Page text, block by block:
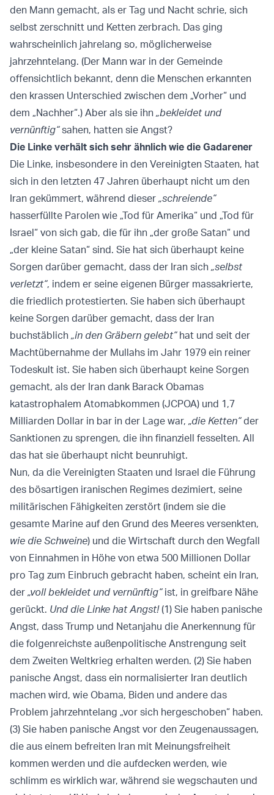
den Mann gemacht, als er Tag und Nacht schrie, sich
selbst zerschnitt und Ketten zerbrach. Das ging
wahrscheinlich jahrelang so, möglicherweise
jahrzehntelang. (Der Mann war in der Gemeinde
offensichtlich bekannt, denn die Menschen erkannten
den krassen Unterschied zwischen dem „Vorher“ und
dem „Nachher“.) Aber als sie ihn „bekleidet und
vernünftig“sahen, hatten sie Angst?
Die Linke verhält sich sehr ähnlich wie die Gadarener
Die Linke, insbesondere in den Vereinigten Staaten, hat
sich in den letzten 47 Jahren überhaupt nicht um den
Iran gekümmert, während dieser „schreiende“
hasserfüllte Parolen wie „Tod für Amerika“ und „Tod für
Israel“ von sich gab, die für ihn „der große Satan“ und
„der kleine Satan“ sind. Sie hat sich überhaupt keine
Sorgen darüber gemacht, dass der Iran sich „selbst
verletzt“, indem er seine eigenen Bürger massakrierte,
die friedlich protestierten. Sie haben sich überhaupt
keine Sorgen darüber gemacht, dass der Iran
buchstäblich „in den Gräbern gelebt“hat und seit der
Machtübernahme der Mullahs im Jahr 1979 ein reiner
Todeskult ist. Sie haben sich überhaupt keine Sorgen
gemacht, als der Iran dank Barack Obamas
katastrophalem Atomabkommen (JCPOA) und 1,7
Milliarden Dollar in bar in der Lage war, „die Ketten“der
Sanktionen zu sprengen, die ihn finanziell fesselten. All
das hat sie überhaupt nicht beunruhigt.
Nun, da die Vereinigten Staaten und Israel die Führung
des bösartigen iranischen Regimes dezimiert, seine
militärischen Fähigkeiten zerstört (indem sie die
gesamte Marine auf den Grund des Meeres versenkten,
wie die Schweine) und die Wirtschaft durch den Wegfall
von Einnahmen in Höhe von etwa 500 Millionen Dollar
pro Tag zum Einbruch gebracht haben, scheint ein Iran,
der „voll bekleidet und vernünftig“ist, in greifbare Nähe
gerückt. Und die Linke hat Angst!(1) Sie haben panische
Angst, dass Trump und Netanjahu die Anerkennung für
die folgenreichste außenpolitische Anstrengung seit
dem Zweiten Weltkrieg erhalten werden. (2) Sie haben
panische Angst, dass ein normalisierter Iran deutlich
machen wird, wie Obama, Biden und andere das
Problem jahrzehntelang „vor sich hergeschoben“ haben.
(3) Sie haben panische Angst vor den Zeugenaussagen,
die aus einem befreiten Iran mit Meinungsfreiheit
kommen werden und die aufdecken werden, wie
schlimm es wirklich war, während sie wegschauten und